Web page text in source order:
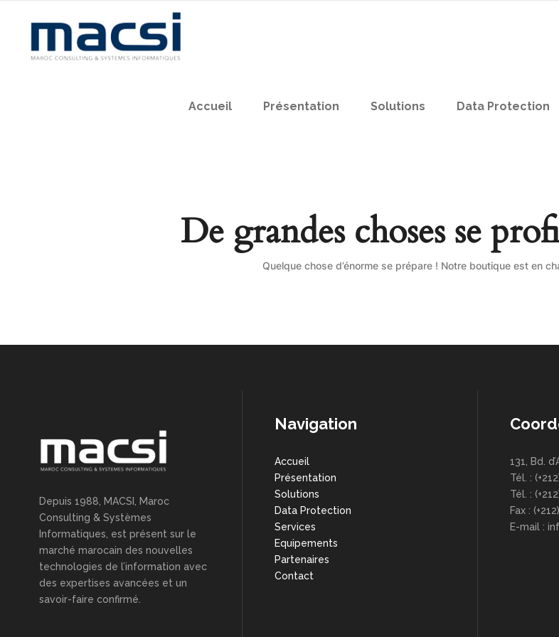
Accueil Présentation Solutions Data Protection
De grandes choses se
Quelque chose d’énorme se prépare ! Notre boutique est en
Depuis 1988, MACSI, Maroc
Consulting & Systèmes
Informatiques, est présent sur le
marché marocain des nouvelles
technologies de l’information avec
des expertises avancées et un
savoir-faire confirmé.
Navigation
Accueil
Présentation
Solutions
Data Protection
Services
Equipements
Partenaires
Contact
131, Bd.
Tél. :
Tél. :
Fax :
E-mail :